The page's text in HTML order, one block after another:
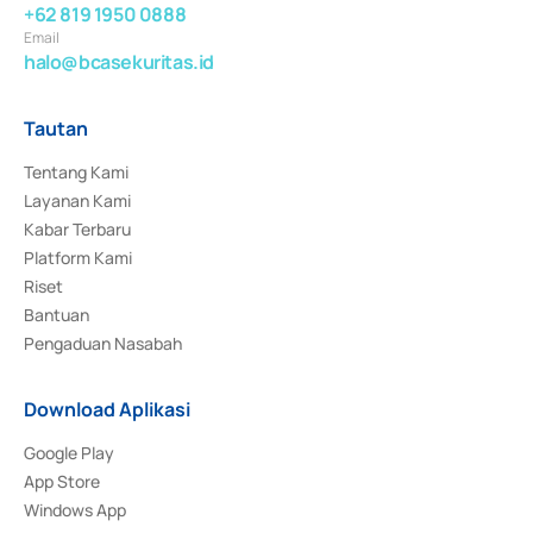
+62 819 1950 0888
Email
halo@bcasekuritas.id
Tautan
Tentang Kami
Layanan Kami
Kabar Terbaru
Platform Kami
Riset
Bantuan
Pengaduan Nasabah
Download Aplikasi
Google Play
App Store
Windows App